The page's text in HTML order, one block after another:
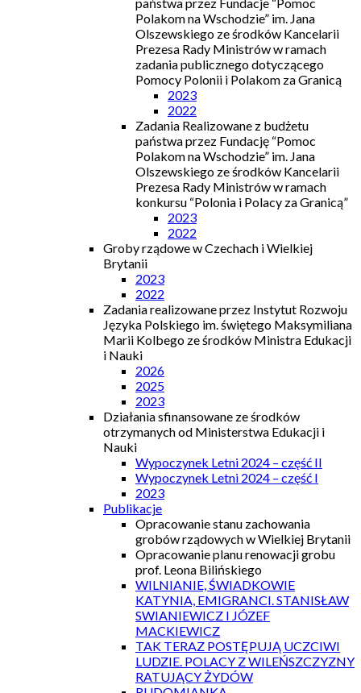
Polakom na Wschodzie” im. Jana
Olszewskiego ze środków Kancelarii
Prezesa Rady Ministrów w ramach
zadania publicznego dotyczącego
Pomocy Polonii i Polakom za Granicą
2023
2022
Zadania Realizowane z budżetu
państwa przez Fundację “Pomoc
Polakom na Wschodzie” im. Jana
Olszewskiego ze środków Kancelarii
Prezesa Rady Ministrów w ramach
konkursu “Polonia i Polacy za Granicą”
2023
2022
Groby rządowe w Czechach i Wielkiej
Brytanii
2023
2022
Zadania realizowane przez Instytut Rozwoju
Języka Polskiego im. świętego Maksymiliana
Marii Kolbego ze środków Ministra Edukacji
i Nauki
2026
2025
2023
Działania sfinansowane ze środków
otrzymanych od Ministerstwa Edukacji i
Nauki
Wypoczynek Letni 2024 – część II
Wypoczynek Letni 2024 – część I
2023
Publikacje
Opracowanie stanu zachowania
grobów rządowych w Wielkiej Brytanii
Opracowanie planu renowacji grobu
prof. Leona Bilińskiego
WILNIANIE, ŚWIADKOWIE
KATYNIA, EMIGRANCI. STANISŁAW
SWIANIEWICZ I JÓZEF
MACKIEWICZ
TAK TERAZ POSTĘPUJĄ UCZCIWI
LUDZIE. POLACY Z WILEŃSZCZYZNY
RATUJĄCY ŻYDÓW